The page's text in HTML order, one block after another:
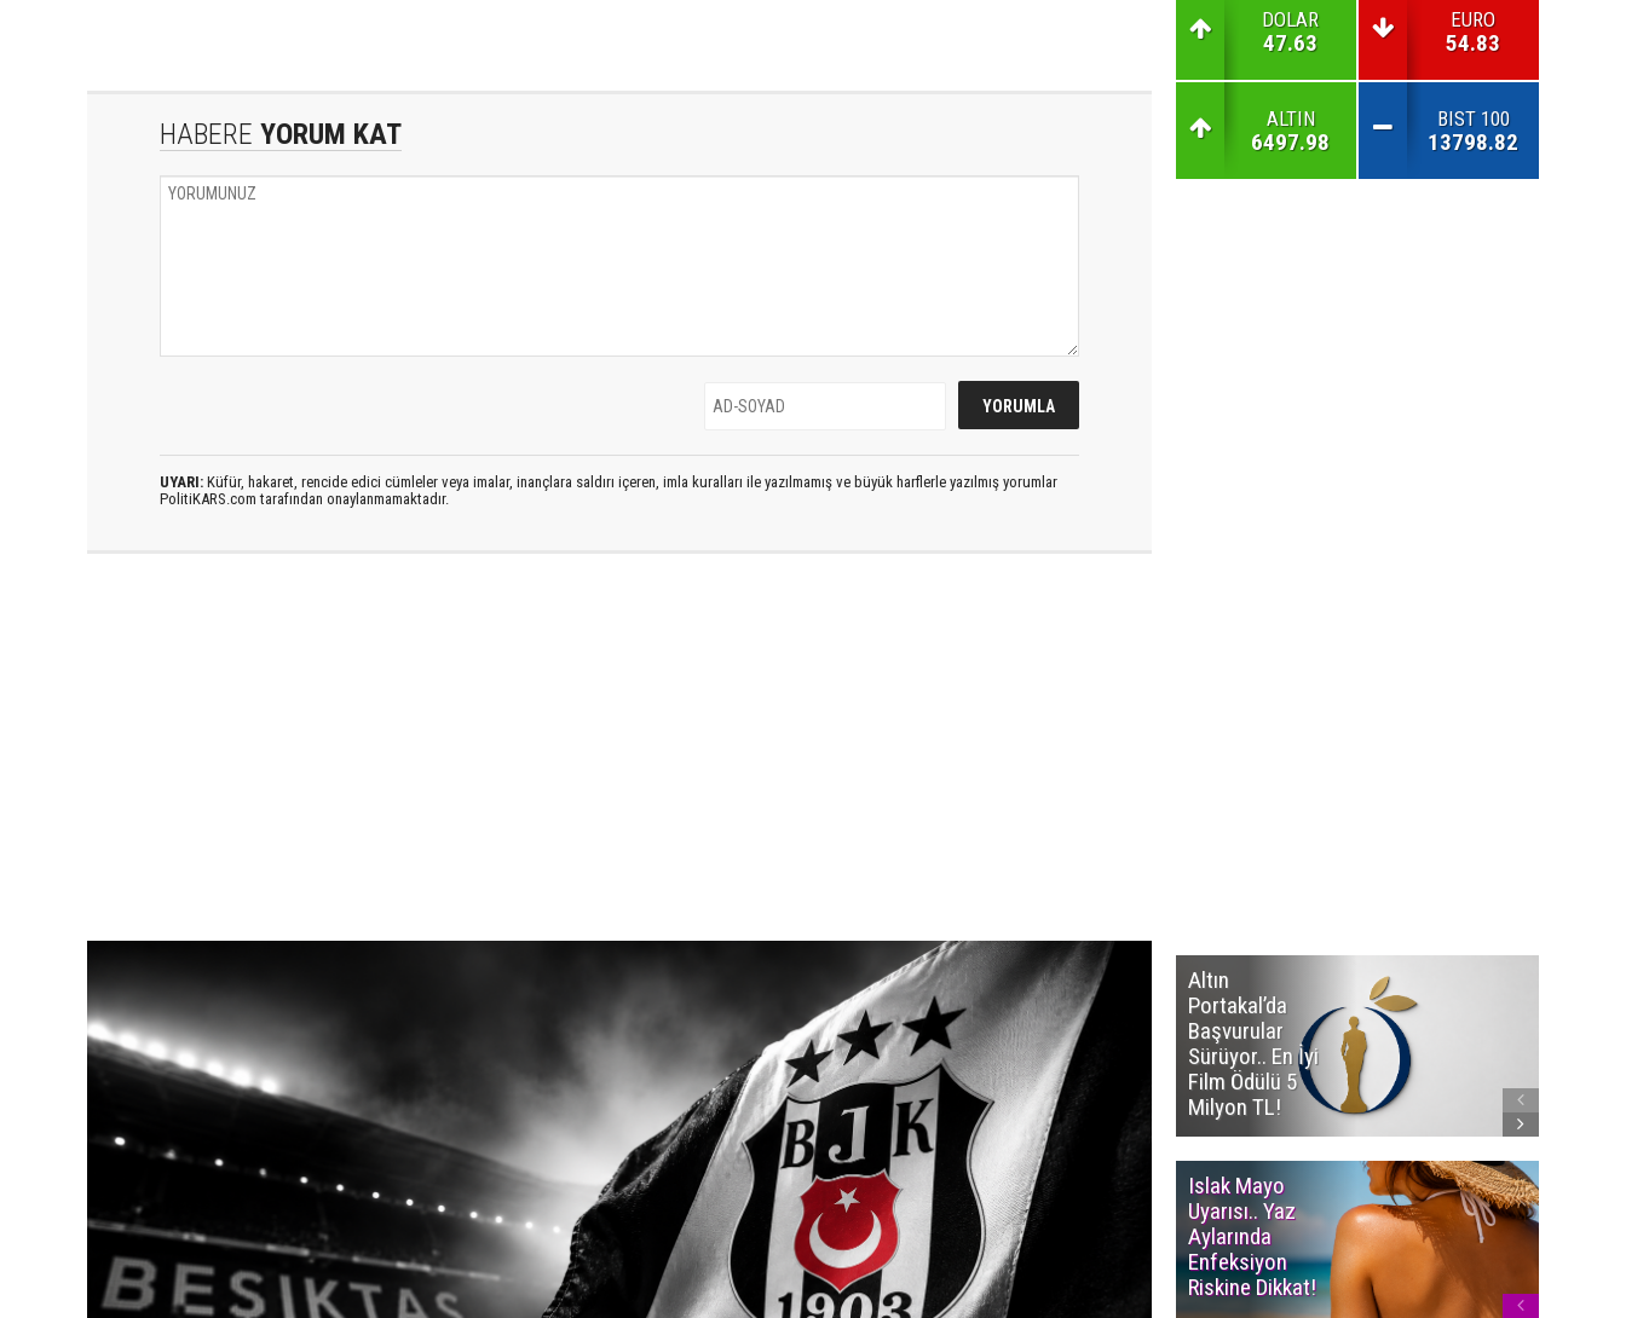
HABERE YORUM KAT
UYARI: Küfür, hakaret, rencide edici cümleler veya imalar, inançlara saldırı içeren, imla kuralları ile yazılmamış ve büyük harflerle yazılmış yorumlar
PolitiKARS.com tarafından onaylanmamaktadır.
DOLAR
47.63
EURO
54.83
ALTIN
6497.98
BIST 100
13798.82
Altın
Portakal’da
Başvurular
Sürüyor.. En İyi
Film Ödülü 5
Milyon TL!
Islak Mayo
Uyarısı.. Yaz
Aylarında
Enfeksiyon
Riskine Dikkat!